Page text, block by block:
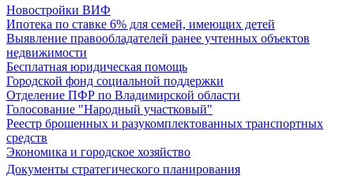
Новостройки ВИФ
Ипотека по ставке 6% для семей, имеющих детей
Выявление правообладателей ранее учтенных объектов
недвижимости
Бесплатная юридическая помощь
Городской фонд социальной поддержки
Отделение ПФР по Владимирской области
Голосование "Народный участковый"
Реестр брошенных и разукомплектованных транспортных
средств
Экономика и городское хозяйство
Документы стратегического планирования